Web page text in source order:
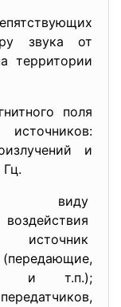
звука от
территории
поля
и
виду
источник
и т.п.);